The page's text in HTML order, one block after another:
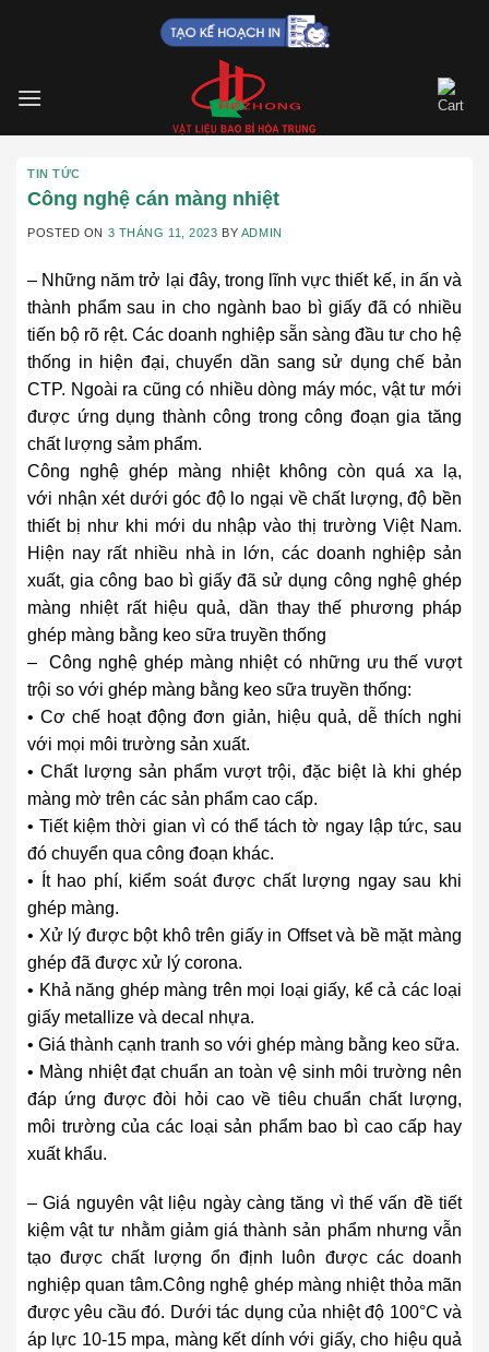
TIN TỨC
Công nghệ cán màng nhiệt
POSTED ON 3 THÁNG 11, 2023 BY ADMIN
– Những năm trở lại đây, trong lĩnh vực thiết kế, in ấn và
thành phẩm sau in cho ngành bao bì giấy đã có nhiều
tiến bộ rõ rệt. Các doanh nghiệp sẵn sàng đầu tư cho hệ
thống in hiện đại, chuyển dần sang sử dụng chế bản
CTP. Ngoài ra cũng có nhiều dòng máy móc, vật tư mới
được ứng dụng thành công trong công đoạn gia tăng
chất lượng sảm phẩm.
Công nghệ ghép màng nhiệt không còn quá xa lạ,
với nhận xét dưới góc độ lo ngại về chất lượng, độ bền
thiết bị như khi mới du nhập vào thị trường Việt Nam.
Hiện nay rất nhiều nhà in lớn, các doanh nghiệp sản
xuất, gia công bao bì giấy đã sử dụng công nghệ ghép
màng nhiệt rất hiệu quả, dần thay thế phương pháp
ghép màng bằng keo sữa truyền thống
– Công nghệ ghép màng nhiệt có những ưu thế vượt
trội so với ghép màng bằng keo sữa truyền thống:
• Cơ chế hoạt động đơn giản, hiệu quả, dễ thích nghi
với mọi môi trường sản xuất.
• Chất lượng sản phẩm vượt trội, đặc biệt là khi ghép
màng mờ trên các sản phẩm cao cấp.
• Tiết kiệm thời gian vì có thể tách tờ ngay lập tức, sau
đó chuyển qua công đoạn khác.
• Ít hao phí, kiểm soát được chất lượng ngay sau khi
ghép màng.
• Xử lý được bột khô trên giấy in Offset và bề mặt màng
ghép đã được xử lý corona.
• Khả năng ghép màng trên mọi loại giấy, kể cả các loại
giấy metallize và decal nhựa.
• Giá thành cạnh tranh so với ghép màng bằng keo sữa.
• Màng nhiệt đạt chuẩn an toàn vệ sinh môi trường nên
đáp ứng được đòi hỏi cao về tiêu chuẩn chất lượng,
môi trường của các loại sản phẩm bao bì cao cấp hay
xuất khẩu.
– Giá nguyên vật liệu ngày càng tăng vì thế vấn đề tiết
kiệm vật tư nhằm giảm giá thành sản phẩm nhưng vẫn
tạo được chất lượng ổn định luôn được các doanh
nghiệp quan tâm.Công nghệ ghép màng nhiệt thỏa mãn
được yêu cầu đó. Dưới tác dụng của nhiệt độ 100°C và
áp lực 10-15 mpa, màng kết dính với giấy, cho hiệu quả